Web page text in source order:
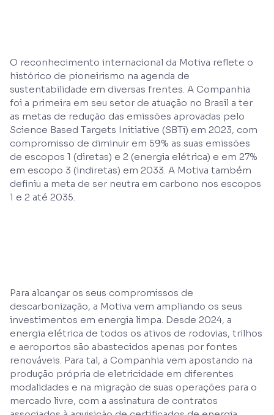
O reconhecimento internacional da Motiva reflete o
histórico de pioneirismo na agenda de
sustentabilidade em diversas frentes. A Companhia
foi a primeira em seu setor de atuação no Brasil a ter
as metas de redução das emissões aprovadas pelo
Science Based Targets Initiative (SBTi) em 2023, com
compromisso de diminuir em 59% as suas emissões
de escopos 1 (diretas) e 2 (energia elétrica) e em 27%
em escopo 3 (indiretas) em 2033. A Motiva também
definiu a meta de ser neutra em carbono nos escopos
1 e 2 até 2035.
Para alcançar os seus compromissos de
descarbonização, a Motiva vem ampliando os seus
investimentos em energia limpa. Desde 2024, a
energia elétrica de todos os ativos de rodovias, trilhos
e aeroportos são abastecidos apenas por fontes
renováveis. Para tal, a Companhia vem apostando na
produção própria de eletricidade em diferentes
modalidades e na migração de suas operações para o
mercado livre, com a assinatura de contratos